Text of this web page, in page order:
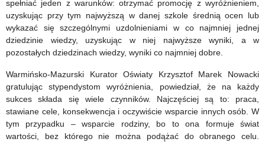
spełniać jeden z warunków: otrzymać promocję z wyróżnieniem,
uzyskując przy tym najwyższą w danej szkole średnią ocen lub
wykazać się szczególnymi uzdolnieniami w co najmniej jednej
dziedzinie wiedzy, uzyskując w niej najwyższe wyniki, a w
pozostałych dziedzinach wiedzy, wyniki co najmniej dobre.
Warmińsko-Mazurski Kurator Oświaty Krzysztof Marek Nowacki
gratulując stypendystom wyróżnienia, powiedział, że na każdy
sukces składa się wiele czynników. Najczęściej są to: praca,
stawiane cele, konsekwencja i oczywiście wsparcie innych osób. W
tym przypadku – wsparcie rodziny, bo to ona formuje świat
wartości, bez którego nie można podążać do obranego celu.